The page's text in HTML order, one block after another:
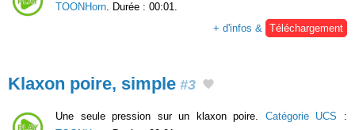
TOONHorn. Durée : 00:01.
+ d'infos & Téléchargement
Klaxon poire, simple #3
Une seule pression sur un klaxon poire. Catégorie UCS :